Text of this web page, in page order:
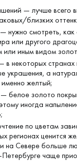
— лучше всего
близких
нужно смотреть, как
или другого
или иным видом
в некоторых
украшения, а
желтый;
— белое золото
иногда
по цветам
регионах ценится
на Севере больше
чаще